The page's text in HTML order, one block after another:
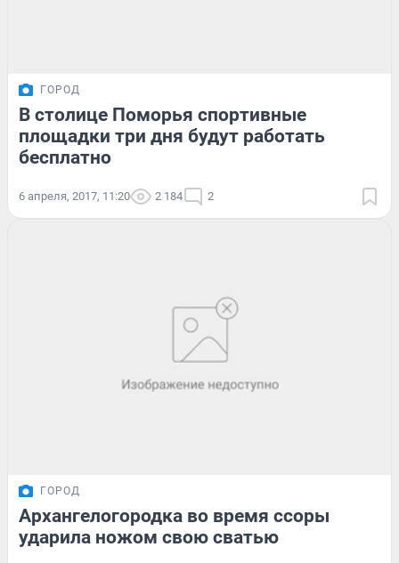
ГОРОД
В столице Поморья спортивные
площадки три дня будут работать
бесплатно
6 апреля, 2017, 11:20 2 184 2
ГОРОД
Архангелогородка во время ссоры
ударила ножом свою сватью